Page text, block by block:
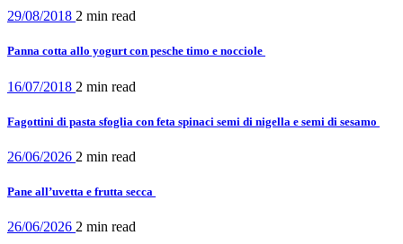
29/08/2018 2 min read
Panna cotta allo yogurt con pesche timo e nocciole
16/07/2018 2 min read
Fagottini di pasta sfoglia con feta spinaci semi di nigella e semi di sesamo
26/06/2026 2 min read
Pane all’uvetta e frutta secca
26/06/2026 2 min read